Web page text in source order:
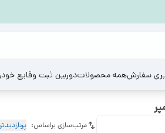
سفارشهمه محصولاتدوربین ثبت وقایع
مرتب‌سازی براساس: